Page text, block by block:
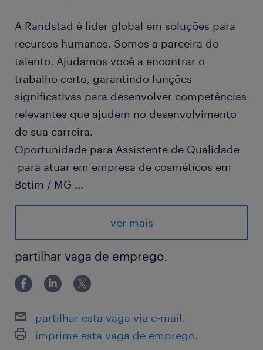
A Randstad é líder global em soluções para
recursos humanos. Somos a parceira do
talento. Ajudamos você a encontrar o
trabalho certo, garantindo funções
significativas para desenvolver competências
relevantes que ajudem no desenvolvimento
de sua carreira.
Oportunidade para Assistente de Qualidade
para atuar em empresa de cosméticos em
Betim / MG ...
Vaga terceiro - CLT Randstad
Horários:
Seg à Sex das 07h às 16h com 1h de intervalo
Vale Refeição
ver mais
partilhar vaga de emprego.
partilhar esta vaga via e-mail.
imprime esta vaga de emprego.